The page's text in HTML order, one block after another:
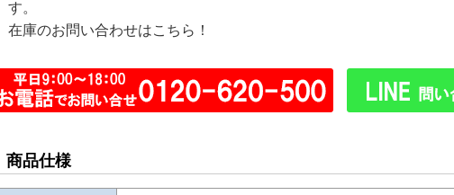
す。
在庫のお問い合わせはこちら！
商品仕様